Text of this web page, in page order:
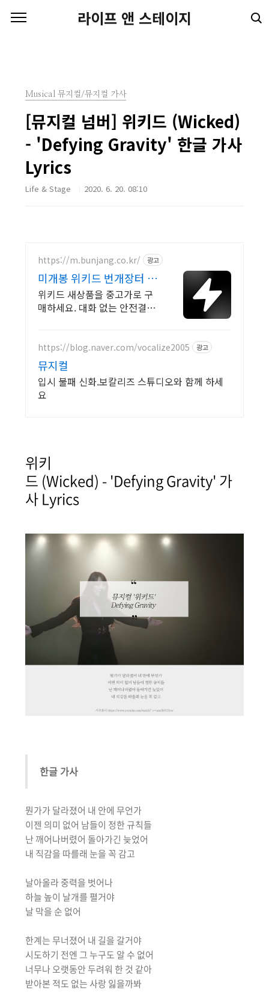
라이프 앤 스테이지
Musical 뮤지컬/뮤지컬 가사
[뮤지컬 넘버] 위키드 (Wicked)
- 'Defying Gravity' 한글 가사
Lyrics
Life & Stage 2020. 6. 20. 08:10
https://m.bunjang.co.kr/ 광고
미개봉 위키드 번개장터 국
내 최대 브랜드 중고거래
위키드 새상품을 중고가로 구
매하세요. 대화 없는 안전결제
10만 개 이상의 신규 상품 업
로드
https://blog.naver.com/vocalize2005 광고
뮤지컬
입시 불패 신화.보칼리즈 스튜디오와 함께 하세
요
위키
드 (Wicked) - 'Defying Gravity' 가
사 Lyrics
한글 가사
뭔가가 달라졌어 내 안에 무언가
이젠 의미 없어 남들이 정한 규칙들
난 깨어나버렸어 돌아가긴 늦었어
내 직감을 따를래 눈을 꼭 감고
날아올라 중력을 벗어나
하늘 높이 날개를 펼거야
날 막을 순 없어
한계는 무너졌어 내 길을 갈거야
시도하기 전엔 그 누구도 알 수 없어
너무나 오랫동안 두려워 한 것 같아
받아본 적도 없는 사랑 잃을까봐